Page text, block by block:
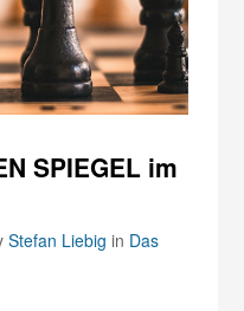
SPIEGEL im
Stefan Liebig in Das